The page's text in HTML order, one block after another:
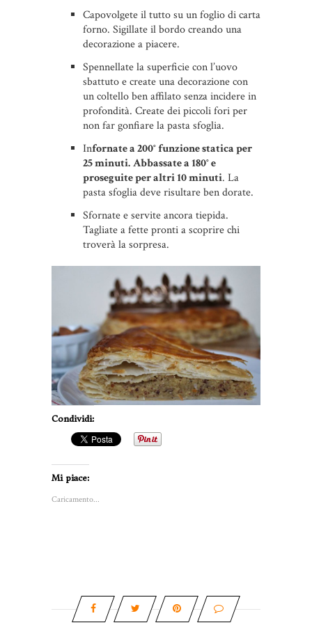
Capovolgete il tutto su un foglio di carta
forno. Sigillate il bordo creando una
decorazione a piacere.
Spennellate la superficie con l’uovo
sbattuto e create una decorazione con
un coltello ben affilato senza incidere in
profondità. Create dei piccoli fori per
non far gonfiare la pasta sfoglia.
Infornate a 200° funzione statica per
25 minuti.Abbassate a 180° e
proseguite per altri 10 minuti. La
pasta sfoglia deve risultare ben dorate.
Sfornate e servite ancora tiepida.
Tagliate a fette pronti a scoprire chi
troverà la sorpresa.
Condividi:
Mi piace:
Caricamento...